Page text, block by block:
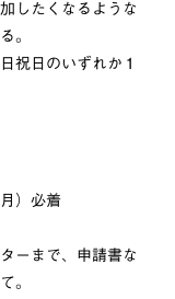
したくなるような
。
日のいずれか１
）必着
まで、申請書な
。